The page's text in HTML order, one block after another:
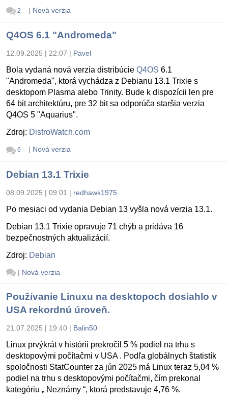
2 | Nová verzia
Q4OS 6.1 "Andromeda"
12.09.2025 | 22:07 | Pavel
Bola vydaná nová verzia distribúcie Q4OS 6.1
"Andromeda", ktorá vychádza z Debianu 13.1 Trixie s
desktopom Plasma alebo Trinity. Bude k dispozícii len pre
64 bit architektúru, pre 32 bit sa odporúča staršia verzia
Q4OS 5 "Aquarius".
Zdroj: DistroWatch.com
6 | Nová verzia
Debian 13.1 Trixie
08.09.2025 | 09:01 | redhawk1975
Po mesiaci od vydania Debian 13 vyšla nová verzia 13.1.
Debian 13.1 Trixie opravuje 71 chýb a pridáva 16
bezpečnostných aktualizácií.
Zdroj: Debian
| Nová verzia
Používanie Linuxu na desktopoch dosiahlo v
USA rekordnú úroveň.
21.07.2025 | 19:40 | Balin50
Linux prvýkrát v histórii prekročil 5 % podiel na trhu s
desktopovými počítačmi v USA . Podľa globálnych štatistík
spoločnosti StatCounter za jún 2025 má Linux teraz 5,04 %
podiel na trhu s desktopovými počítačmi, čím prekonal
kategóriu „ Neznámy “, ktorá predstavuje 4,76 %.